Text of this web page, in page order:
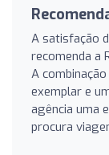
A satisfação
recomenda a
A
exemplar e
agência uma
procura